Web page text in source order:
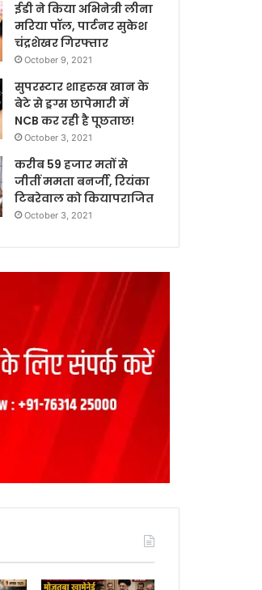
ईडी ने किया अभिनेत्री लीना
मरिया पॉल, पार्टनर सुकेश
चंद्रशेखर गिरफ्तार
October 9, 2021
सुपरस्टार शाहरुख खान के
बेटे से ड्रग्स छापेमारी में
NCB कर रही है पूछताछ!
October 3, 2021
करीब 59 हजार मतों से
जीतीं ममता बनर्जी, रियंका
टिबरेवाल को कियापराजित
October 3, 2021